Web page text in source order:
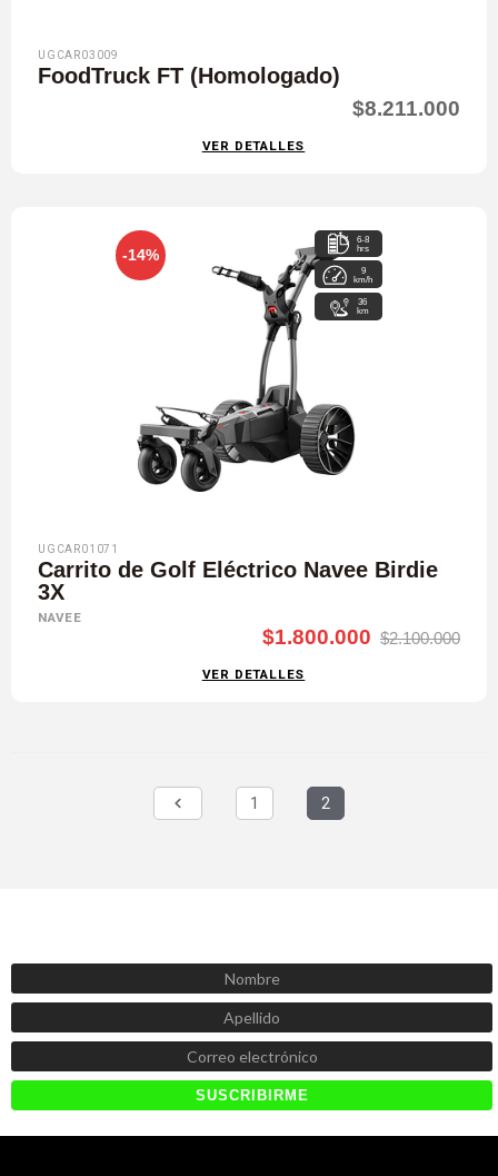
UGCAR03009
FoodTruck FT (Homologado)
$8.211.000
VER DETALLES
-14%
6-8
hrs
9
km/h
36
km
UGCAR01071
Carrito de Golf Eléctrico Navee Birdie
3X
NAVEE
$1.800.000 $2.100.000
VER DETALLES
1 2